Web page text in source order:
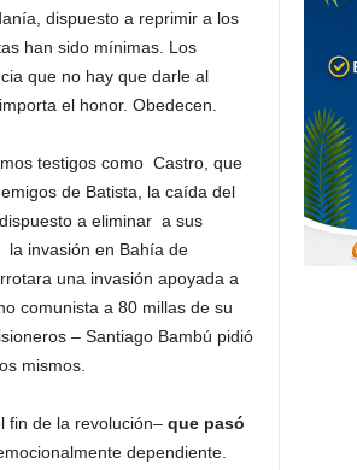
dispuesto a reprimir a los
han sido mínimas. Los
que no hay que darle al
el honor. Obedecen.
testigos como Castro, que
de Batista, la caída del
a eliminar a sus
la invasión en Bahía de
una invasión apoyada a
comunista a 80 millas de su
– Santiago Bambú pidió
mismos.
fin de la revolución– que pasó
dependiente.